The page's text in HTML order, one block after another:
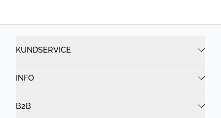
KUNDSERVICE
INFO
B2B